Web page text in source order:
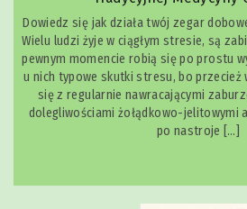
Dowiedz się jak działa twój zegar
Wielu ludzi żyje w ciągłym stresie, są
pewnym momencie robią się po prostu
u nich typowe skutki stresu, bo przecież
się z regularnie nawracającymi
dolegliwościami żołądkowo-jelitowymi
po nastroje […]